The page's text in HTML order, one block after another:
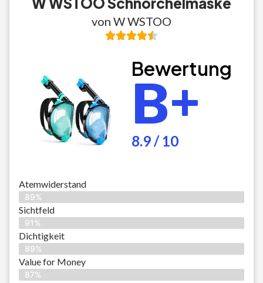
von W WSTOO
Bewertung
B+
8.9 / 10
Atemwiderstand
89%
Sichtfeld
91%
Dichtigkeit
89%
Value for Money
87%